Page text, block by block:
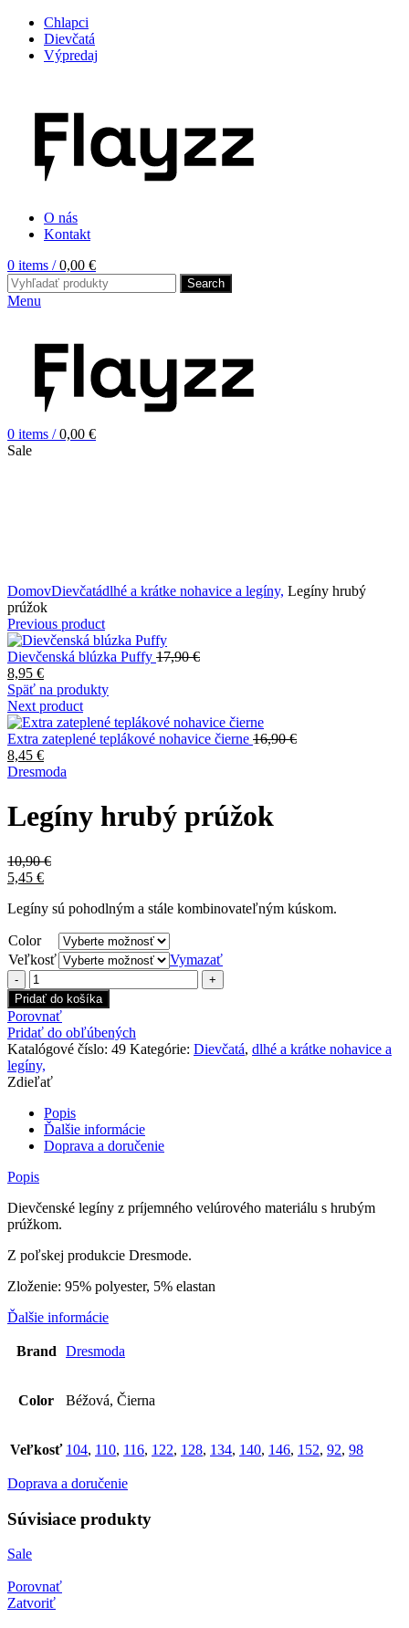
Chlapci
Dievčatá
Výpredaj
O nás
Kontakt
0 items / 0,00 €
Search
Menu
0 items / 0,00 €
Sale
DomovDievčatádlhé a krátke nohavice a legíny, Legíny hrubý
prúžok
Previous product
Dievčenská blúzka Puffy 17,90€
8,95 €
Späť na produkty
Next product
Extra zateplené teplákové nohavice čierne 16,90€
8,45 €
Dresmoda
Legíny hrubý prúžok
10,90€
5,45 €
Legíny sú pohodlným a stále kombinovateľným kúskom.
Color
Veľkosť
Vymazať
množstvo
Legíny
hrubý
prúžok
Pridať do košíka
Porovnať
Pridať do obľúbených
Katalógové číslo: 49 Kategórie: Dievčatá, dlhé a krátke nohavice a
legíny,
Zdieľať
Popis
Ďalšie informácie
Doprava a doručenie
Popis
Dievčenské legíny z príjemného velúrového materiálu s hrubým
prúžkom.
Z poľskej produkcie Dresmode.
Zloženie: 95% polyester, 5% elastan
Ďalšie informácie
Brand Dresmoda
Color Béžová, Čierna
Veľkosť 104, 110, 116, 122, 128, 134, 140, 146, 152, 92, 98
Doprava a doručenie
Súvisiace produkty
Sale
Porovnať
Zatvoriť